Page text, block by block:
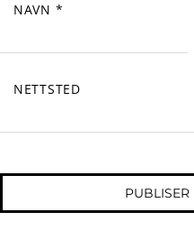
NAVN *
NETTSTED